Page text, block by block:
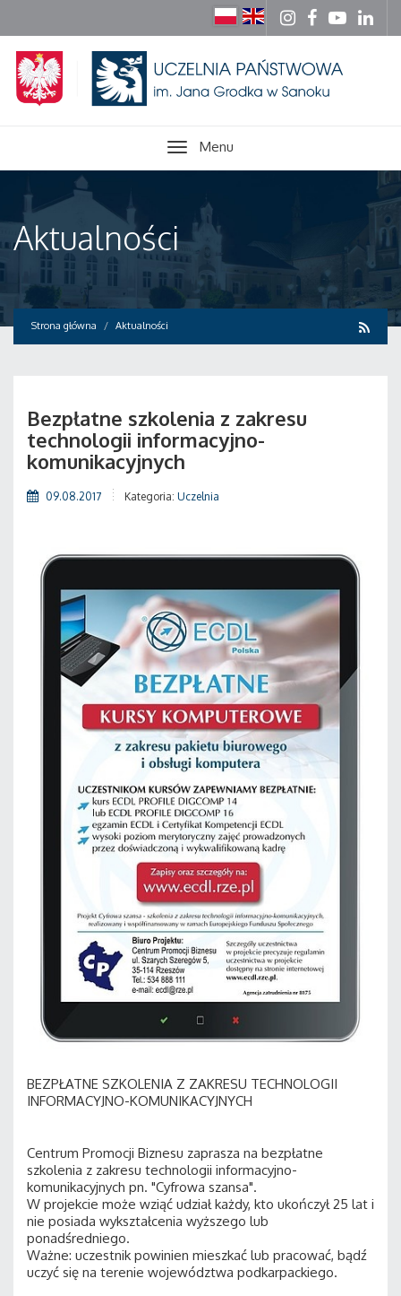
Menu
Aktualności
Strona główna Aktualności
Bezpłatne szkolenia z zakresu
technologii informacyjno-
komunikacyjnych
09.08.2017 Kategoria: Uczelnia
BEZPŁATNE SZKOLENIA Z ZAKRESU TECHNOLOGII
INFORMACYJNO-KOMUNIKACYJNYCH
Centrum Promocji Biznesu zaprasza na bezpłatne
szkolenia z zakresu technologii informacyjno-
komunikacyjnych pn. "Cyfrowa szansa".
W projekcie może wziąć udział każdy, kto ukończył 25 lat i
nie posiada wykształcenia wyższego lub
ponadśredniego.
Ważne: uczestnik powinien mieszkać lub pracować, bądź
uczyć się na terenie województwa podkarpackiego.